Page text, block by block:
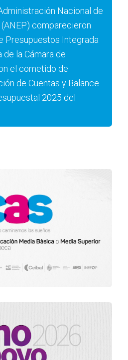
Nacional de
comparecieron
Presupuestos Integrada
la Cámara de
el cometido de
de Cuentas y Balance
2025 del